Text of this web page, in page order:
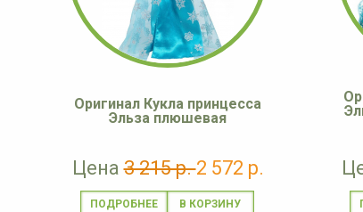
Оригинал Кукла принцесса
Эльза плюшевая
Цена3 215 р.2 572 р.
ПОДРОБНЕЕ